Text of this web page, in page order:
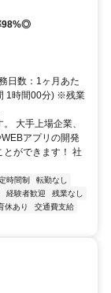
98%◎
日数：1ヶ月あた
1時間00分) ※残業
大手上場企業、
アプリの開発
ができます！ 社
時間制
転勤なし
経験者歓迎
残業なし
休あり
交通費支給